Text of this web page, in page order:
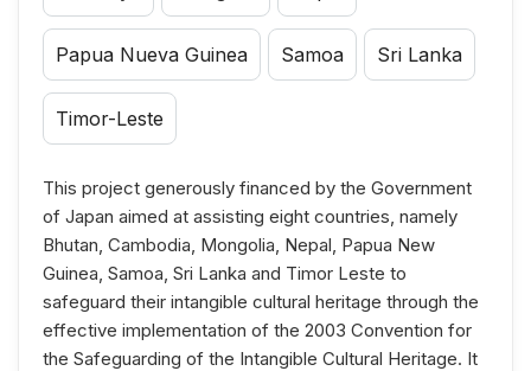
Papua Nueva Guinea Samoa Sri Lanka
Timor-Leste
This project generously financed by the Government
of Japan aimed at assisting eight countries, namely
Bhutan, Cambodia, Mongolia, Nepal, Papua New
Guinea, Samoa, Sri Lanka and Timor Leste to
safeguard their intangible cultural heritage through the
effective implementation of the 2003 Convention for
the Safeguarding of the Intangible Cultural Heritage. It